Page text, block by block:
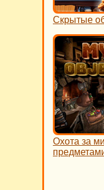
Скрытые
Охота за